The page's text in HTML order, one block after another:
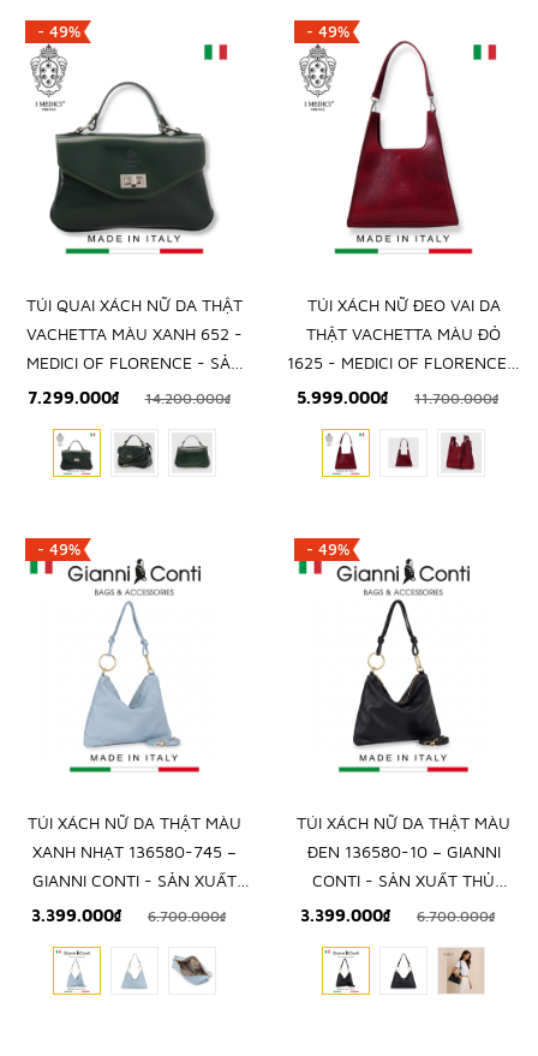
- 49%
TÚI QUAI XÁCH NỮ DA THẬT
VACHETTA MÀU XANH 652 -
MEDICI OF FLORENCE - SẢN
XUẤT THỦ CÔNG TẠI ITALIA
7.299.000₫ 14.200.000₫
- 49%
TÚI XÁCH NỮ ĐEO VAI DA
THẬT VACHETTA MÀU ĐỎ
1625 - MEDICI OF FLORENCE -
SẢN XUẤT THỦ CÔNG TẠI
5.999.000₫ 11.700.000₫
- 49%
TÚI XÁCH NỮ DA THẬT MÀU
XANH NHẠT 136580-745 –
GIANNI CONTI - SẢN XUẤT
THỦ CÔNG TẠI ITALY
3.399.000₫ 6.700.000₫
- 49%
TÚI XÁCH NỮ DA THẬT MÀU
ĐEN 136580-10 – GIANNI
CONTI - SẢN XUẤT THỦ
CÔNG TẠI ITALY
3.399.000₫ 6.700.000₫